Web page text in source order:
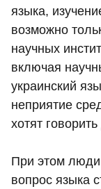
языка,
возможно
научных
включая
украинский
неприятие
хотят
При этом
вопрос языка